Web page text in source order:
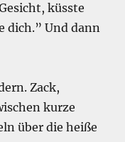
küsste
dich.” Und dann
Zack,
kurze
über die heiße